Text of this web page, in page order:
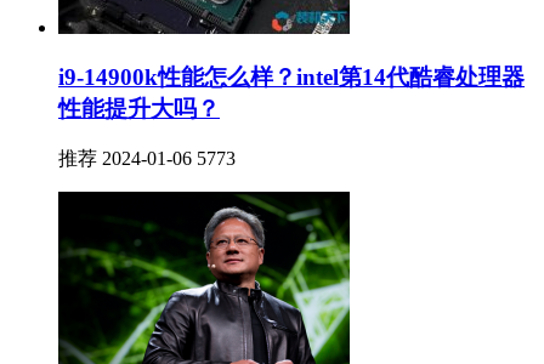
i9-14900k性能怎么样？intel第14代酷睿处理器
性能提升大吗？
推荐 2024-01-06 5773